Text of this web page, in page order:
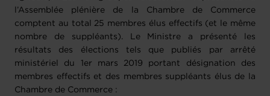
l’Assemblée plénière de la Chambre de Commerce
comptent au total 25 membres élus effectifs (et le même
nombre de suppléants). Le Ministre a présenté les
résultats des élections tels que publiés par arrêté
ministériel du 1er mars 2019 portant désignation des
membres effectifs et des membres suppléants élus de la
Chambre de Commerce :